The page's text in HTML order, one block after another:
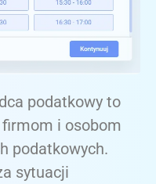
podatkowy to
i osobom
podatkowych.
sytuacji